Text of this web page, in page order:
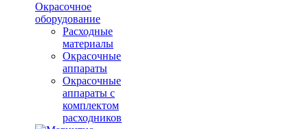
Окрасочное
оборудование
Расходные
материалы
Окрасочные
аппараты
Окрасочные
аппараты с
комплектом
расходников